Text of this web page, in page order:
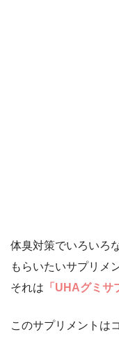
体臭対策でいろいろ
もらいたいサプリメ
それは 「UHAグミサ
このサプリメントは